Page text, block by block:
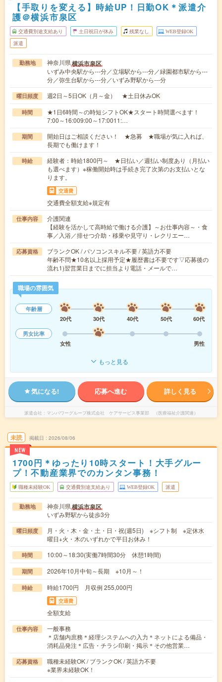
【手取りを変える】時給UP！日勤OK＊派遣介
護＠横浜市泉区
交通費別途支給あり 土日祝日が休み 残業なし WEB登録OK
派遣
勤務地 神奈川県横浜市泉区
いずみ中央駅から---分／立場駅から---分／緑園都市駅から---
分／弥生台駅から---分／いずみ野駅から---分
曜日頻度 週2日～5日OK（月～金） ★土日休みOK
時間
★1日6時間～の時短シフトOK★スタート時間選べます！
7:00～16:009:00～17:0011:…
期間
開始日はご相談ください！ ★急募 ★職場が気に入れば、
長期でも働けます！
時給
経験者：時給1800円～ ★日払い／週払い制度あり（月払い
も選べます）※稼働開始時は手続き完了次第のお支払いとな
ります。
交通費
交通費全額支給※規定有
仕事内容
介護関連
【経験を活かして高時給で働ける介護】～お仕事内容～・食
事／入浴／排せつ介助・移乗や見守り・レクリエー…
応募資格
ブランクOK / パソコンスキル不要 / 英語力不要
年齢不問★10名以上採用予定★履歴書は不要です▽応募後の
流れ1)翌営業日までに担当より電話・メールで…
職場の雰囲気
年齢層
20代
30代 40代 50代
60代
男女比率
女性
男性
もっと見る
気になる! 応募へ進む 詳しく見る
派遣会社 マンパワーグループ株式会社 ケアサービス事業部 （医療福祉介護関連）
未読
NEW
掲載日 2026/08/06
1700円＊ゆったり10時スタート！大手グルー
プ！不動産業界でのカンタン事務！
職種未経験OK 交通費別途支給あり WEB登録OK 派遣
勤務地 神奈川県横浜市泉区
いずみ野駅から徒歩3分
曜日頻度
月・火・木・金・土・日・祝(週5日) ※シフト制 ※定休水
曜日+火・木のいずれかで平日お休み！
時間 10:00～18:30(実働7時間30分 休憩1時間)
期間 2026年10月中旬～長期 ※10月～！
時給 時給1700円 月収例 255,000円
交通費
全額支給
仕事内容
一般事務
＊店舗内庶務＊経理システムへの入力＊ネットによる備品・
消耗品発注＊広告・チラシ印刷・掲示＊その他営業…
応募資格
職種未経験OK / ブランクOK / 英語力不要
※業界未経験OK！